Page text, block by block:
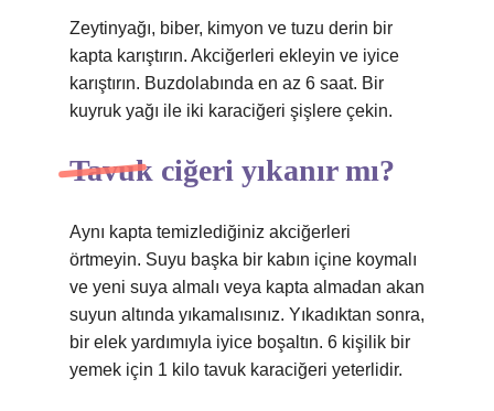
Zeytinyağı, biber, kimyon ve tuzu derin bir
kapta karıştırın. Akciğerleri ekleyin ve iyice
karıştırın. Buzdolabında en az 6 saat. Bir
kuyruk yağı ile iki karaciğeri şişlere çekin.
Tavuk ciğeri yıkanır mı?
Aynı kapta temizlediğiniz akciğerleri
örtmeyin. Suyu başka bir kabın içine koymalı
ve yeni suya almalı veya kapta almadan akan
suyun altında yıkamalısınız. Yıkadıktan sonra,
bir elek yardımıyla iyice boşaltın. 6 kişilik bir
yemek için 1 kilo tavuk karaciğeri yeterlidir.